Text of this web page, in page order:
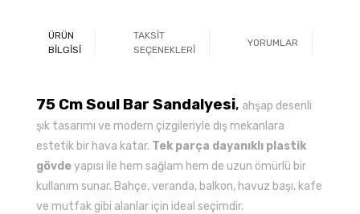
ÜRÜN
BİLGİSİ
TAKSİT
SEÇENEKLERİ
YORUMLAR
75 Cm Soul Bar Sandalyesi, ahşap desenli
şık tasarımı ve modern çizgileriyle dış mekanlara
estetik bir hava katar. Tek parça dayanıklı plastik
gövdeyapısı ile hem sağlam hem de uzun ömürlü bir
kullanım sunar. Bahçe, veranda, balkon, havuz başı, kafe
ve mutfak gibi alanlar için ideal seçimdir.